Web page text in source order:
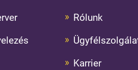
Rólunk
Karrier